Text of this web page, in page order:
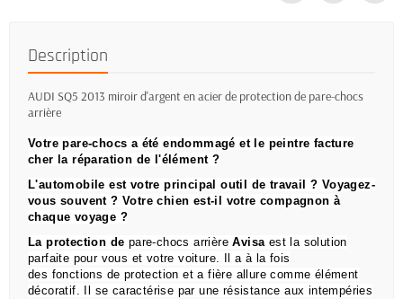
Description
AUDI SQ5 2013 miroir d'argent en acier de protection de pare-chocs
arrière
Votre pare-chocs a été endommagé et le peintre facture
cher la réparation de l'élément ?
L'automobile est votre principal outil de travail ? Voyagez-
vous souvent ?Votre chien est-il votre compagnon à
chaque voyage ?
La protection de pare-chocs arrièreAvisaest la solution
parfaite pour vous et votre voiture.
Il a à la fois
des fonctions de protection et a fière allure comme élément
décoratif.
Il se caractérise par une résistance aux intempéries